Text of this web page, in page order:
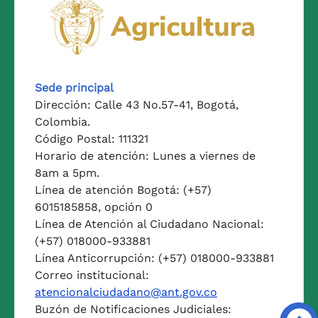
Sede principal
Dirección: Calle 43 No.57-41, Bogotá,
Colombia.
Código Postal: 111321
Horario de atención: Lunes a viernes de
8am a 5pm.
Línea de atención Bogotá: (+57)
6015185858, opción 0
Línea de Atención al Ciudadano Nacional:
(+57) 018000-933881
Línea Anticorrupción: (+57) 018000-933881
Correo institucional:
atencionalciudadano@ant.gov.co
Buzón de Notificaciones Judiciales: